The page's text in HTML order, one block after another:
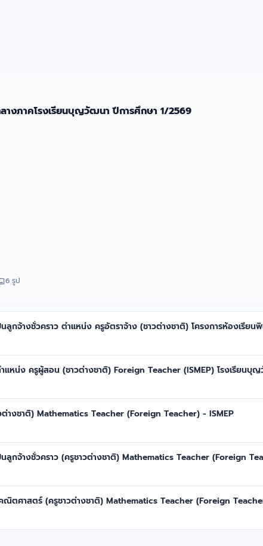
างภาคโรงเรียนบุญวัฒนา ปีการศึกษา 1/2569
6 รูป
กจ้างชั่วคราว ตำแหน่ง ครูอัตราจ้าง (ชาวต่างชาติ) โครงการห้องเรียนพิ
หน่ง ครูผู้สอน (ชาวต่างชาติ) Foreign Teacher (ISMEP) โรงเรียนบุ
างชาติ) Mathematics Teacher (Foreign Teacher) - ISMEP
ลูกจ้างชั่วคราว (ครูชาวต่างชาติ) Mathematics Teacher (Foreign
ตศาสตร์ (ครูชาวต่างชาติ) Mathematics Teacher (Foreign